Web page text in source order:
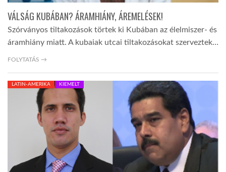
GLOBOTV BP
TROPICALMAGAZIN
GLOBOTV
VÁLSÁG KUBÁBAN? ÁRAMHIÁNY, ÁREMELÉSEK!
Szórványos tiltakozások törtek ki Kubában az élelmiszer- és
áramhiány miatt. A kubaiak utcai tiltakozásokat szerveztek…
FOLYTATÁS →
LATIN-AMERIKA KIEMELT